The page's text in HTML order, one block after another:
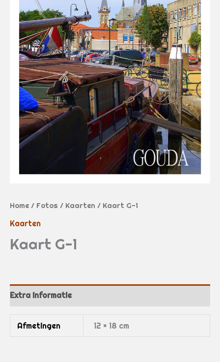
Home / Fotos / Kaarten / Kaart G-1
Kaarten
Kaart G-1
Extra informatie
Afmetingen 12 × 18 cm